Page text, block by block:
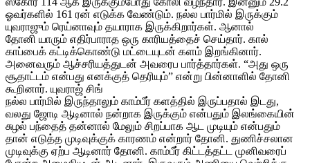
ஓவர்களில் 161 ரன் எடுக்க வேண்டும். நல்ல பார்மில் இருக்கும்
யுவராஜும் ரெய்னாவும் தயாராக இருக்கிறார்கள். ஆனால்
தோனி யாரும் எதிர்பாராத ஒரு காரியத்தைச் செய்தார். கால்
காப்பைக் கட்டிக்கொண்டு மட்டையுடன் களம் இறங்கினார்.
அனைவரும் ஆச்சரியத்துடன் அவரைப பார்த்தார்கள். “அது ஒரு
சூதாட்டம் என்பது எனக்குத் தெரியும்” என்று பின்னாளில் தோனி
கூறினார். யுவராஜ் சிங்
நல்ல பார்மில் இருந்தாலும் காம்பீர் களத்தில் இருப்பதால் இடது,
வலது ஜோடி ஆடினால் நன்றாக இருக்கும் என்பதும் இலங்கையின்
சுழல் பந்தைத் தன்னால் மேலும் சிறப்பாக ஆட முடியும் என்பதும்
தான் எடுத்த முடிவுக்குக் காரணம் என்றார் தோனி. துணிச்சலான
முடிவுக்கு ஏற்ப ஆடினார் தோனி. காம்பீர் கிட்டத்தட்ட முனிவரைப்